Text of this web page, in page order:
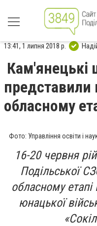
13:41, 1 липня 2018 р.
Кам'янецькі
представили
обласному
Фото: Управління освіти і
16-20 червня
Подільської
обласному етапі
юнацької